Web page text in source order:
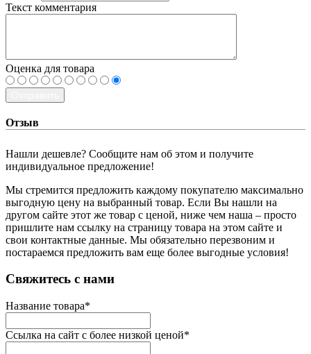
Текст комментария
Оценка для товара
Отзыв
Нашли дешевле? Сообщите нам об этом и получите
индивидуальное предложение!
Мы стремится предложить каждому покупателю максимально
выгодную цену на выбранный товар. Если Вы нашли на
другом сайте этот же товар с ценой, ниже чем наша – просто
пришлите нам ссылку на страницу товара на этом сайте и
свои контактные данные. Мы обязательно перезвоним и
постараемся предложить вам еще более выгодные условия!
­Свяжитесь с нами
Название товара*
Ссылка на сайт с более низкой ценой*